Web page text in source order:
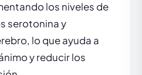
los niveles de
serotonina y
lo que ayuda a
y reducir los